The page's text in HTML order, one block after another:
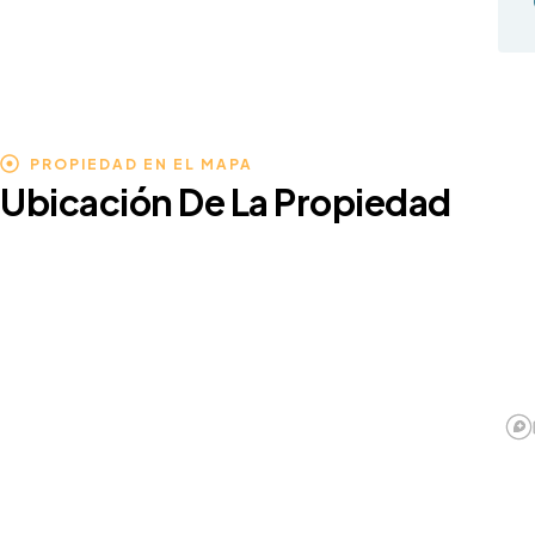
PROPIEDAD EN EL MAPA
Ubicación De La Propiedad